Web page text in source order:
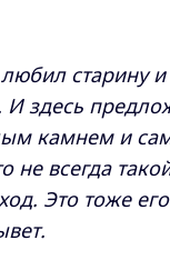
старину
И здесь
камнем и
не всегда
Это тоже